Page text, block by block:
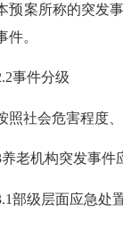
案所称的突发事
件。
件分级
社会危害程度、
机构突发事件
级层面应急处置